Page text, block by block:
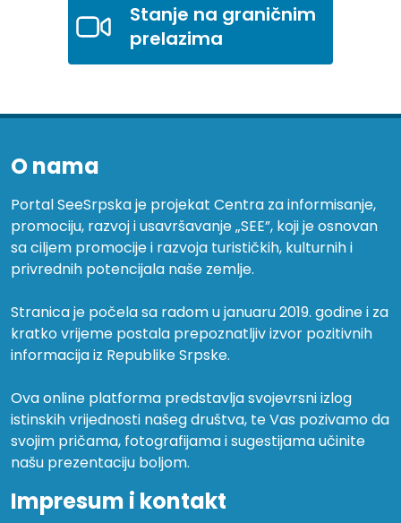
Stanje na graničnim
prelazima
O nama
Portal SeeSrpska je projekat Centra za informisanje,
promociju, razvoj i usavršavanje „SEE”, koji je osnovan
sa ciljem promocije i razvoja turističkih, kulturnih i
privrednih potencijala naše zemlje.
Stranica je počela sa radom u januaru 2019. godine i za
kratko vrijeme postala prepoznatljiv izvor pozitivnih
informacija iz Republike Srpske.
Ova online platforma predstavlja svojevrsni izlog
istinskih vrijednosti našeg društva, te Vas pozivamo da
svojim pričama, fotografijama i sugestijama učinite
našu prezentaciju boljom.
Impresum i kontakt